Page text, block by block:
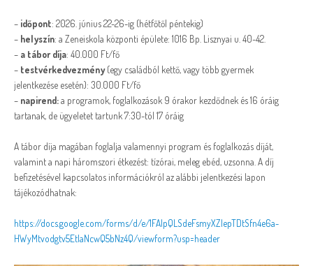
– időpont: 2026. június 22-26-ig (hétfőtől péntekig)
– helyszín: a Zeneiskola központi épülete: 1016 Bp. Lisznyai u. 40-42.
– a tábor díja: 40.000 Ft/fő
– testvérkedvezmény(egy családból kettő, vagy több gyermek
jelentkezése esetén): 30.000 Ft/fő
– napirend:a programok, foglalkozások 9 órakor kezdődnek és 16 óráig
tartanak, de ügyeletet tartunk 7:30-tól 17 óráig
A tábor díja magában foglalja valamennyi program és foglalkozás díját,
valamint a napi háromszori étkezést: tízórai, meleg ebéd, uzsonna. A díj
befizetésével kapcsolatos információkról az alábbi jelentkezési lapon
tájékozódhatnak:
https://docs.google.com/forms/d/e/1FAIpQLSdeFsmyXZlepTDtSfn4e6a-
HWyMtvodgtv5EtlaNcwQ5bNz4Q/viewform?usp=header